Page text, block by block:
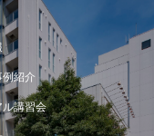
紹介
ル講習会